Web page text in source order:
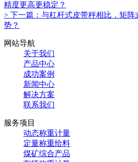
精度更高更稳定？
> 下一篇： 与杠杆式皮带秤相比，矩阵
势？
网站导航
关于我们
产品中心
成功案例
新闻中心
解决方案
联系我们
服务项目
动态称重计量
定量称重给料
煤矿综合产品